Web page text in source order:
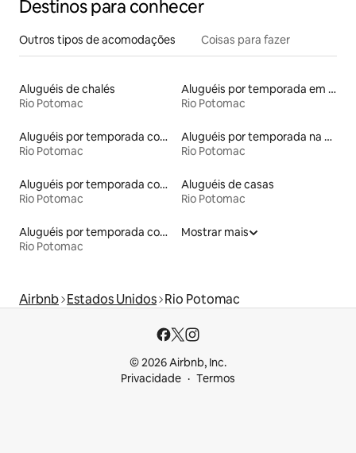
Destinos para conhecer
Outros tipos de acomodações Coisas para fazer
Aluguéis de chalés
Rio Potomac
Aluguéis por temporada em resorts
Rio Potomac
Aluguéis por temporada com cama de altura acessível
Rio Potomac
Aluguéis por temporada na orla
Rio Potomac
Aluguéis por temporada com banheiro para PCD
Rio Potomac
Aluguéis de casas
Rio Potomac
Aluguéis por temporada com caiaque
Rio Potomac
Mostrar mais
Airbnb Estados Unidos Rio Potomac
© 2026 Airbnb, Inc.
Privacidade
Termos